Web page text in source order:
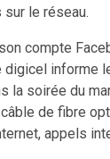
le réseau.
compte
digicel informe
la soirée du
de fibre
appels